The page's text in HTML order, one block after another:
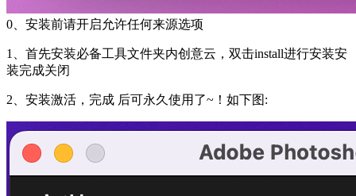
0、安装前请开启允许任何来源选项
1、首先安装必备工具文件夹内创意云，双击install进行安装安
装完成关闭
2、安装激活，完成 后可永久使用了~！如下图: